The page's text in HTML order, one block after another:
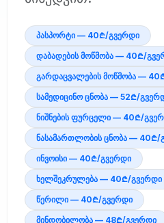
პასპორტი — 40₾/გვერდი
დაბადების მოწმობა — 40₾/
გარდაცვალების მოწმობა —
სამედიცინო ცნობა — 52₾/
ნიშნების ფურცელი — 40₾/
ნასამართლობის ცნობა — 40₾/
ინვოისი — 40₾/გვერდი
ხელშეკრულება — 40₾/გვერდი
წერილი — 40₾/გვერდი
მინდობილობა — 48₾/გვერდი